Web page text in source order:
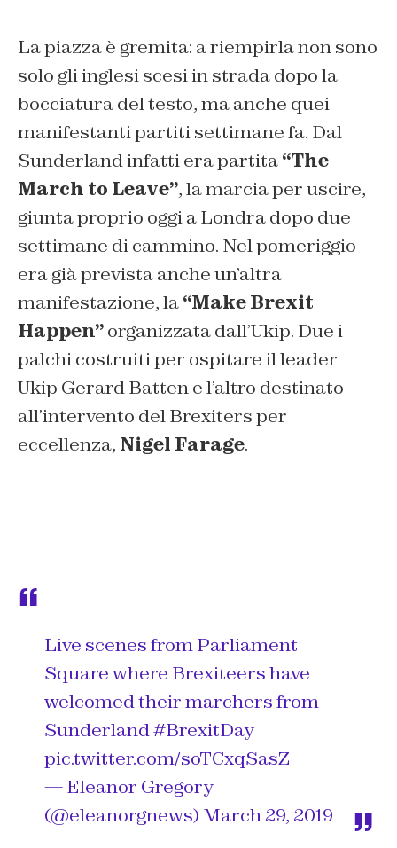
La piazza è gremita: a riempirla non sono
solo gli inglesi scesi in strada dopo la
bocciatura del testo, ma anche quei
manifestanti partiti settimane fa. Dal
Sunderland infatti era partita“The
March to Leave”, la marcia per uscire,
giunta proprio oggi a Londra dopo due
settimane di cammino. Nel pomeriggio
era già prevista anche un’altra
manifestazione, la“Make Brexit
Happen”organizzata dall’Ukip. Due i
palchi costruiti per ospitare il leader
Ukip Gerard Batten e l’altro destinato
all’intervento del Brexiters per
eccellenza, Nigel Farage.
Live scenes from Parliament
Square where Brexiteers have
welcomed their marchers from
Sunderland#BrexitDay
pic.twitter.com/soTCxqSasZ
— Eleanor Gregory
(@eleanorgnews) March 29, 2019